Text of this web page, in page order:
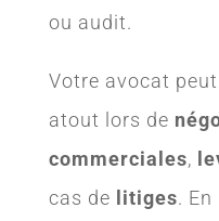
ou audit.
Votre avocat
atout lors de
commerciales,
cas de
litiges.